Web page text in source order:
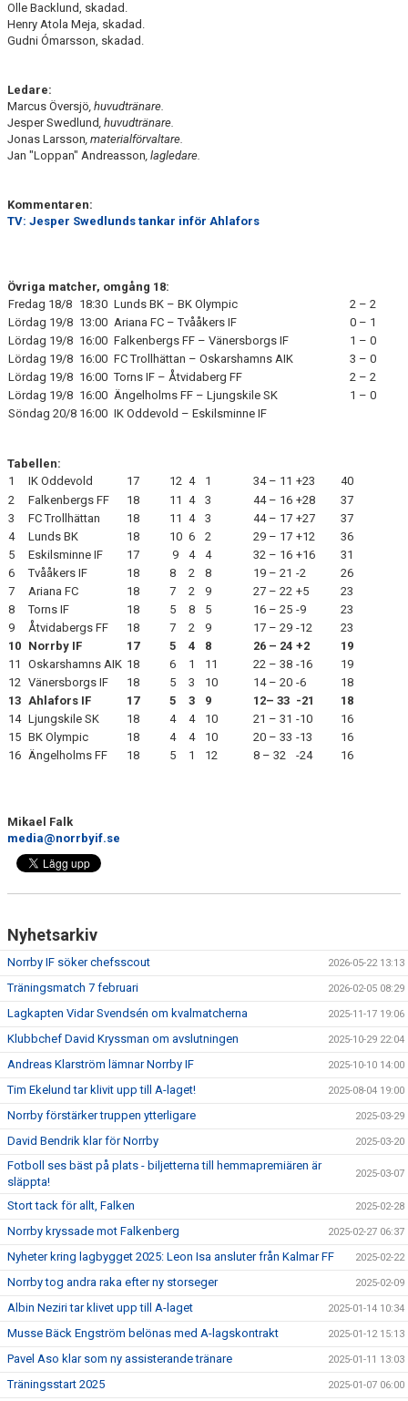
Olle Backlund, skadad.
Henry Atola Meja, skadad.
Gudni Ómarsson, skadad.
Ledare:
Marcus Översjö, huvudtränare.
Jesper Swedlund, huvudtränare.
Jonas Larsson, materialförvaltare.
Jan "Loppan" Andreasson, lagledare.
Kommentaren:
TV: Jesper Swedlunds tankar inför Ahlafors
Övriga matcher, omgång 18:
Fredag 18/8 18:30 Lunds BK – BK Olympic
2 – 2
Lördag 19/8 13:00 Ariana FC – Tvååkers IF
0 – 1
Lördag 19/8 16:00 Falkenbergs FF – Vänersborgs IF
1 – 0
Lördag 19/8 16:00 FC Trollhättan – Oskarshamns AIK
3 – 0
Lördag 19/8 16:00 Torns IF – Åtvidaberg FF
2 – 2
Lördag 19/8 16:00 Ängelholms FF – Ljungskile SK
1 – 0
Söndag 20/8 16:00 IK Oddevold – Eskilsminne IF
Tabellen:
1
IK Oddevold 17 12 4 1 34 – 11 +23
40
2
Falkenbergs FF 18 11 4 3 44 – 16 +28
37
3
FC Trollhättan 18 11 4 3 44 – 17 +27
37
4
Lunds BK 18 10 6 2 29 – 17 +12
36
5
Eskilsminne IF 17 9 4 4 32 – 16 +16
31
6
Tvååkers IF 18 8 2 8 19 – 21 -2
26
7
Ariana FC 18 7 2 9 27 – 22 +5
23
8
Torns IF 18 5 8 5 16 – 25 -9
23
9
Åtvidabergs FF 18 7 2 9 17 – 29 -12
23
10 Norrby IF 17 5 4 8 26 – 24 +2
19
11
Oskarshamns AIK 18 6 1 11 22 – 38 -16
19
12 Vänersborgs IF 18 5 3 10 14 – 20 -6
18
13 Ahlafors IF 17 5 3 9 12– 33 -21
18
14 Ljungskile SK 18 4 4 10 21 – 31 -10
16
15 BK Olympic 18 4 4 10 20 – 33 -13
16
16 Ängelholms FF 18 5 1 12 8 – 32 -24 16
Mikael Falk
media@norrbyif.se
Nyhetsarkiv
Norrby IF söker chefsscout 2026-05-22 13:13
Träningsmatch 7 februari 2026-02-05 08:29
Lagkapten Vidar Svendsén om kvalmatcherna 2025-11-17 19:06
Klubbchef David Kryssman om avslutningen 2025-10-29 22:04
Andreas Klarström lämnar Norrby IF 2025-10-10 14:00
Tim Ekelund tar klivit upp till A-laget! 2025-08-04 19:00
Norrby förstärker truppen ytterligare 2025-03-29
David Bendrik klar för Norrby 2025-03-20
Fotboll ses bäst på plats - biljetterna till hemmapremiären är
släppta!
2025-03-07
Stort tack för allt, Falken 2025-02-28
Norrby kryssade mot Falkenberg 2025-02-27 06:37
Nyheter kring lagbygget 2025: Leon Isa ansluter från Kalmar FF 2025-02-22
Norrby tog andra raka efter ny storseger 2025-02-09
Albin Neziri tar klivet upp till A-laget 2025-01-14 10:34
Musse Bäck Engström belönas med A-lagskontrakt 2025-01-12 15:13
Pavel Aso klar som ny assisterande tränare 2025-01-11 13:03
Träningsstart 2025 2025-01-07 06:00